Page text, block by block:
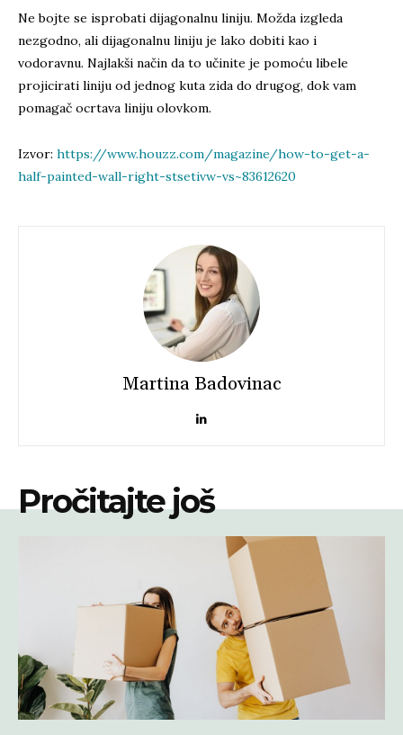
Ne bojte se isprobati dijagonalnu liniju. Možda izgleda
nezgodno, ali dijagonalnu liniju je lako dobiti kao i
vodoravnu. Najlakši način da to učinite je pomoću libele
projicirati liniju od jednog kuta zida do drugog, dok vam
pomagač ocrtava liniju olovkom.
Izvor: https://www.houzz.com/magazine/how-to-get-a-
half-painted-wall-right-stsetivw-vs~83612620
Martina Badovinac
Pročitajte još